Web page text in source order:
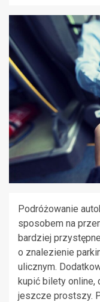
Podróżowanie
sposobem na
bardziej
o znalezienie
ulicznym.
kupić bilety online,
jeszcze prostszy.